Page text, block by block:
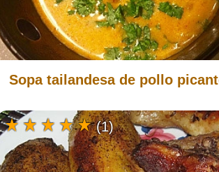
Sopa tailandesa de pollo
(1)